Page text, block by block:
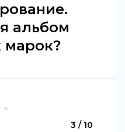
альбом
марок?
3 / 10